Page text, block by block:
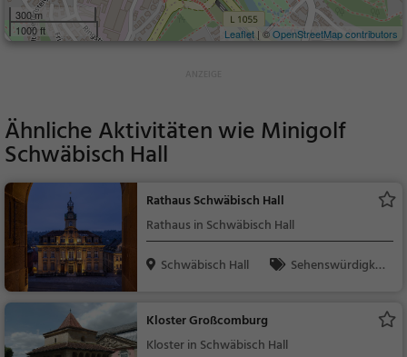
300 m
1000 ft
Leaflet | ©OpenStreetMap contributors
Ähnliche Aktivitäten wieMinigolf
Schwäbisch Hall
Rathaus Schwäbisch Hall
Rathaus in Schwäbisch Hall
Schwäbisch Hall
Sehenswürdigkei
Kloster Großcomburg
Kloster in Schwäbisch Hall